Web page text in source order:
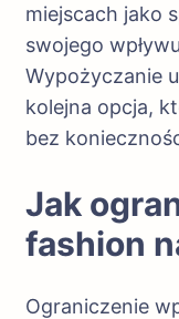
miejscach jako
swojego
Wypożyczanie
kolejna opcja,
bez
Jak
fashion
Ograniczenie